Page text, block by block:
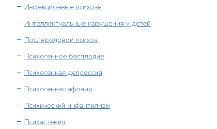
Инфекционные психозы
Интеллектуальные нарушения у детей
Послеродовой психоз
Психогенное бесплодие
Психогенная депрессия
Психогенная афония
Психический инфантилизм
Психастения